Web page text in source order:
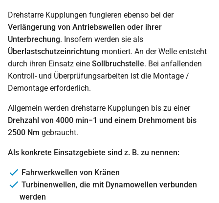
Drehstarre Kupplungen fungieren ebenso bei der
Verlängerung von Antriebswellen oder ihrer
Unterbrechung. Insofern werden sie als
Überlastschutzeinrichtung montiert. An der Welle entsteht
durch ihren Einsatz eine Sollbruchstelle. Bei anfallenden
Kontroll- und Überprüfungsarbeiten ist die Montage /
Demontage erforderlich.
Allgemein werden drehstarre Kupplungen bis zu einer
Drehzahl von 4000 min−1 und einem Drehmoment bis
2500 Nm gebraucht.
Als konkrete Einsatzgebiete sind z. B. zu nennen:
Fahrwerkwellen von Kränen
Turbinenwellen, die mit Dynamowellen verbunden
werden